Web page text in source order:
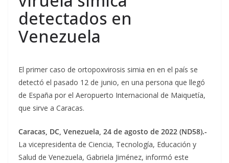
detectados en
Venezuela
El primer caso de ortopoxvirosis simia en en el país se
detectó el pasado 12 de junio, en una persona que llegó
de España por el Aeropuerto Internacional de Maiquetía,
que sirve a Caracas.
Caracas, DC, Venezuela, 24 de agosto de 2022 (ND58).-
La vicepresidenta de Ciencia, Tecnología, Educación y
Salud de Venezuela, Gabriela Jiménez, informó este